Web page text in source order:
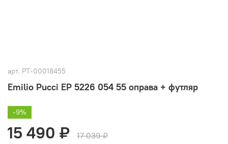
арт. РТ-00018455
Emilio Pucci EP 5226 054 55 оправа + футляр
-9%
15 490 ₽
17 039 ₽